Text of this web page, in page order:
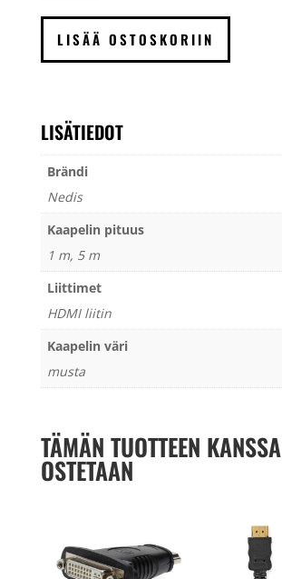
Speed
LISÄÄ OSTOSKORIIN
LISÄTIEDOT
Brändi
Nedis
Kaapelin pituus
1 m, 5 m
Liittimet
HDMI liitin
Kaapelin väri
musta
TÄMÄN TUOTTEEN KANSSA
OSTETAAN